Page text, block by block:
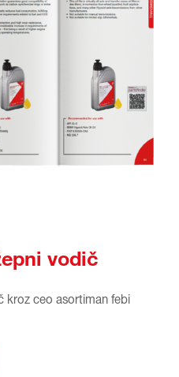
vodič
kroz ceo asortiman febi